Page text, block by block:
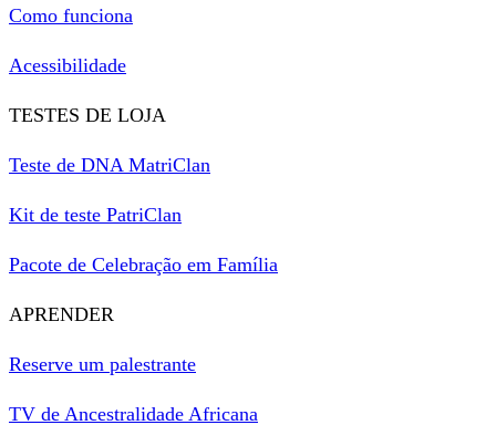
Como funciona
Acessibilidade
TESTES DE LOJA
Teste de DNA MatriClan
Kit de teste PatriClan
Pacote de Celebração em Família
APRENDER
Reserve um palestrante
TV de Ancestralidade Africana